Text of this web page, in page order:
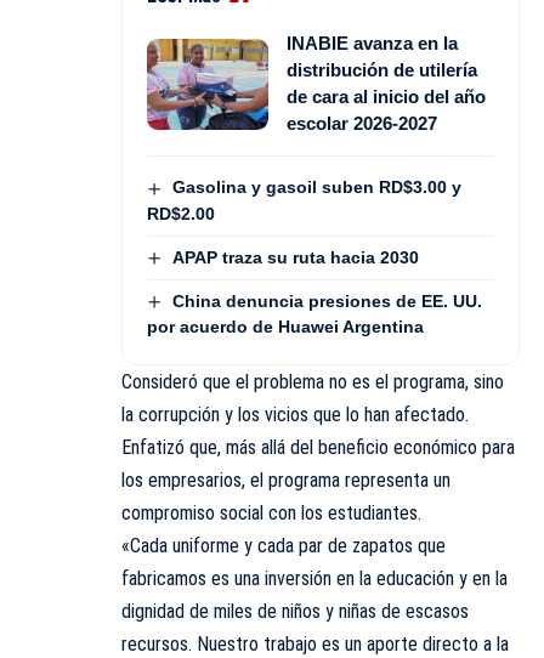
INABIE avanza en la
distribución de utilería
de cara al inicio del año
escolar 2026-2027
Gasolina y gasoil suben RD$3.00 y
RD$2.00
APAP traza su ruta hacia 2030
China denuncia presiones de EE. UU.
por acuerdo de Huawei Argentina
Consideró que el problema no es el programa, sino
la corrupción y los vicios que lo han afectado.
Enfatizó que, más allá del beneficio económico para
los empresarios, el programa representa un
compromiso social con los estudiantes.
«Cada uniforme y cada par de zapatos que
fabricamos es una inversión en la educación y en la
dignidad de miles de niños y niñas de escasos
recursos. Nuestro trabajo es un aporte directo a la